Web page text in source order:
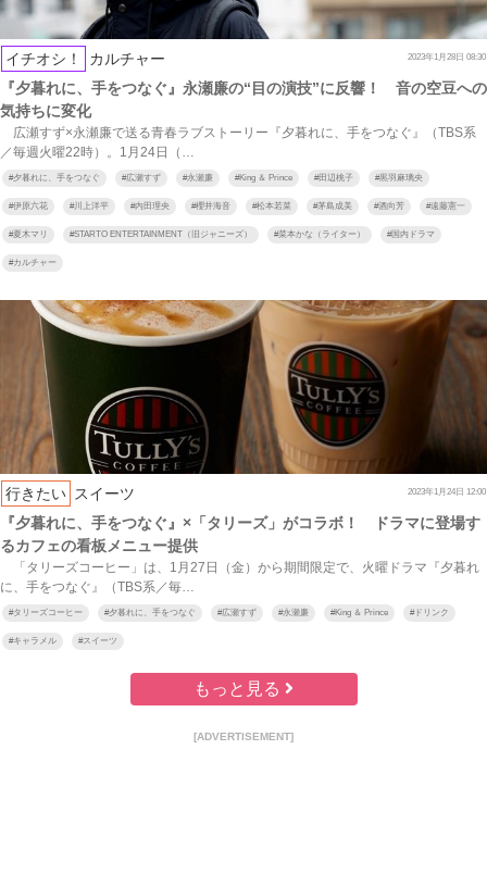
イチオシ！ カルチャー 2023年1月28日 08:30
『夕暮れに、手をつなぐ』永瀬廉の“目の演技”に反響！ 音の空豆への
気持ちに変化
広瀬すず×永瀬廉で送る青春ラブストーリー『夕暮れに、手をつなぐ』（TBS系
／毎週火曜22時）。1月24日（…
#夕暮れに、手をつなぐ #広瀬すず #永瀬廉 #King ＆ Prince #田辺桃子 #黒羽麻璃央
#伊原六花 #川上洋平 #内田理央 #櫻井海音 #松本若菜 #茅島成美 #酒向芳 #遠藤憲一
#夏木マリ #STARTO ENTERTAINMENT（旧ジャニーズ） #菜本かな（ライター） #国内ドラマ
#カルチャー
行きたい スイーツ 2023年1月24日 12:00
『夕暮れに、手をつなぐ』×「タリーズ」がコラボ！ ドラマに登場す
るカフェの看板メニュー提供
「タリーズコーヒー」は、1月27日（金）から期間限定で、火曜ドラマ『夕暮れ
に、手をつなぐ』（TBS系／毎…
#タリーズコーヒー #夕暮れに、手をつなぐ #広瀬すず #永瀬廉 #King ＆ Prince #ドリンク
#キャラメル #スイーツ
もっと見る
[ADVERTISEMENT]